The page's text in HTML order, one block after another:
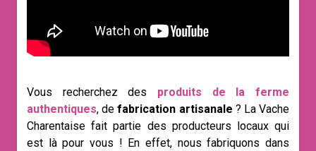
Vous recherchez des produits de la ferme
authentiques, defabrication artisanale ? La Vache
Charentaise fait partie des producteurs locaux qui
est là pour vous ! En effet, nous fabriquons dans